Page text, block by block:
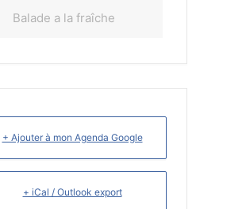
Balade a la fraîche
+ Ajouter à mon Agenda Google
+ iCal / Outlook export